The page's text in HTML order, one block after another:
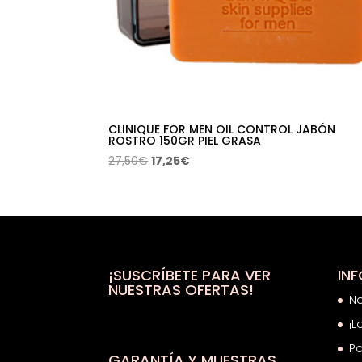
CLINIQUE FOR MEN OIL CONTROL JABÓN
ROSTRO 150GR PIEL GRASA
27,50€El
era:
17,25€El
es:
¡SUSCRÍBETE PARA VER
NUESTRAS OFERTAS!